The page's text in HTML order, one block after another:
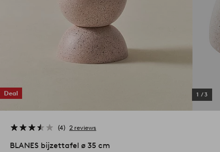
Deal 1 /3
4 2 reviews
BLANES bijzettafel ø 35 cm